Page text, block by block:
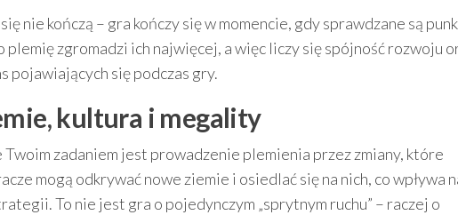
nie kończą – gra kończy się w momencie, gdy sprawdzane są
zgromadzi ich najwięcej, a więc liczy się spójność rozwoju
pojawiających się podczas gry.
kultura i megality
zadaniem jest prowadzenie plemienia przez zmiany, które
mogą odkrywać nowe ziemie i osiedlać się na nich, co wpływa
To nie jest gra o pojedynczym „sprytnym ruchu” – raczej o